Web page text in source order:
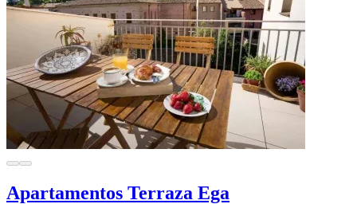
Apartamentos Terraza Ega